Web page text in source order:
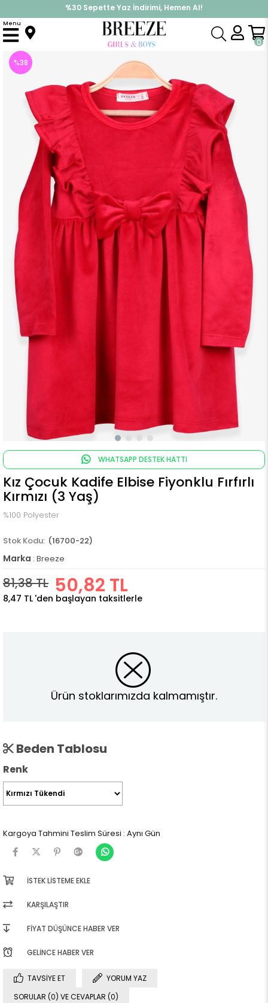
%30 Sepette Yaz İndirimi, Hemen Al!
İndirimlere ek %10 İndirimi Kap, Hemen Üye Ol!
0
Menu
Anasayfa Elbise Modelleri Uzun Kol Elbise
%38
WHATSAPP DESTEK HATTI
Kız Çocuk Kadife Elbise Fiyonklu Fırfırlı
Kırmızı (3 Yaş)
%100 Polyester
(16700-22)
Marka : Breeze
81,38 TL 50,82 TL
8,47 TL 'den başlayan taksitlerle
Ürün stoklarımızda kalmamıştır.
Beden Tablosu
Renk
Kargoya Tahmini Teslim Süresi : Aynı Gün
İSTEK LISTEME EKLE
KARŞILAŞTIR
FIYAT DÜŞÜNCE HABER VER
GELINCE HABER VER
TAVSIYE ET
YORUM YAZ
SORULAR (0) VE CEVAPLAR (0)